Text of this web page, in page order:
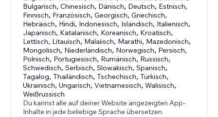
Bulgarisch,Chinesisch, Dänisch, Deutsch, Estnisch,
Finnisch, Französisch,Georgisch,Griechisch,
Hebräisch, Hindi, Indonesisch, Isländisch, Italienisch,
Japanisch, Katalanisch, Koreanisch, Kroatisch,
Lettisch, Litauisch, Malaiisch, Marathi, Mazedonisch,
Mongolisch, Niederländisch, Norwegisch, Persisch,
Polnisch, Portugiesisch, Rumänisch, Russisch,
Schwedisch,Serbisch,Slowakisch,Spanisch,
Tagalog,Thailändisch,Tschechisch,Türkisch,
Ukrainisch,Ungarisch,Vietnamesisch,Walisisch,
Weißrussisch
Du kannst alle auf deiner Website angezeigten App-
Inhalte in jede beliebige Sprache übersetzen.